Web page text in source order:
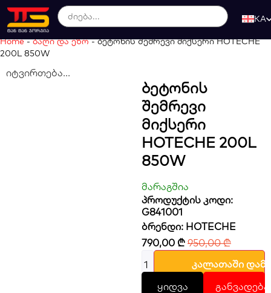
KA
Home-ბაღი და ეზო-ბეტონის შემრევი მიქსერი HOTECHE
200L 850W
იტვირთება...
Ბეტონის
Შემრევი
Მიქსერი
HOTECHE 200L
850W
მარაგშია
პროდუქტის კოდი:
G841001
ბრენდი: HOTECHE
790,00 ₾ 950,00₾
კალათაში
ყიდვა
განვადება